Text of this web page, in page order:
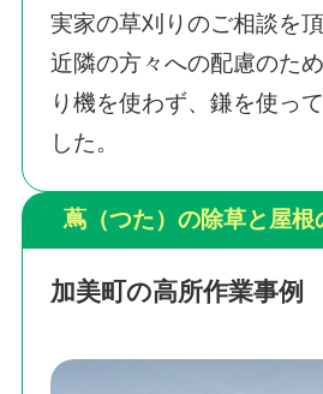
実家の草刈りのご相談を頂
近隣の方々への配慮のた
り機を使わず、鎌を使っ
した。
蔦（つた）の除草と屋根
加美町の高所作業事例